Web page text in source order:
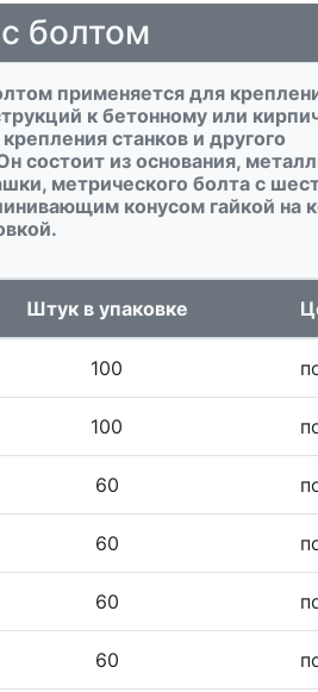
болтом
применяется для
к бетонному или
станков и другого
состоит из основания,
метрического болта с
конусом гайкой на
Штук в упаковке
100
100
60
60
60
60